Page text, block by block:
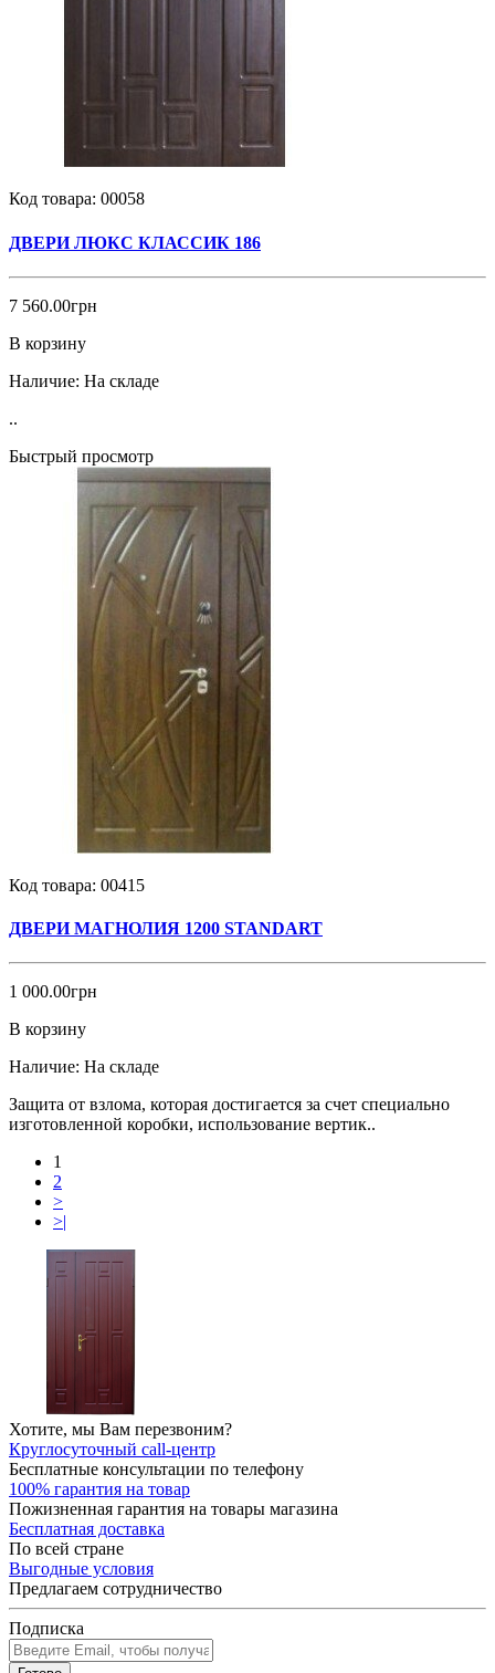
Код товара: 00058
ДВЕРИ ЛЮКС КЛАССИК 186
7 560.00грн
В корзину
Наличие: На складе
..
Быстрый просмотр
Код товара: 00415
ДВЕРИ МАГНОЛИЯ 1200 STANDART
1 000.00грн
В корзину
Наличие: На складе
Защита от взлома, которая достигается за счет специально
изготовленной коробки, использование вертик..
1
2
>
>|
Хотите, мы Вам перезвоним?
Круглосуточный call-центр
Бесплатные консультации по телефону
100% гарантия на товар
Пожизненная гарантия на товары магазина
Бесплатная доставка
По всей стране
Выгодные условия
Предлагаем сотрудничество
Подписка